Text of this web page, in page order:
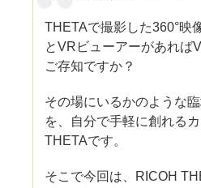
THETAで撮影した360°映
とVRビューアーがあれば
ご存知ですか？
その場にいるかのような
を、自分で手軽に創れる
THETAです。
そこで今回は、RICOH